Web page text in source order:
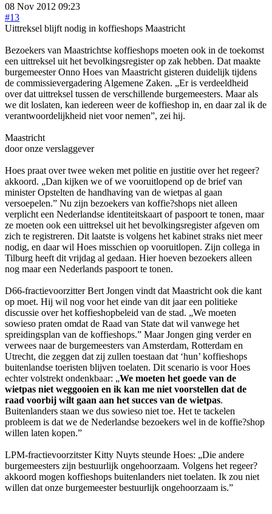
08 Nov 2012 09:23
#13
Uittreksel blijft nodig in koffieshops Maastricht
Bezoekers van Maastrichtse koffieshops moeten ook in de toekomst
een uittreksel uit het bevolkingsregister op zak hebben. Dat maakte
burgemeester Onno Hoes van Maastricht gisteren duidelijk tijdens
de commissievergadering Algemene Zaken. „Er is verdeeldheid
over dat uittreksel tussen de verschillende burgemeesters. Maar als
we dit loslaten, kan iedereen weer de koffieshop in, en daar zal ik de
verantwoordelijkheid niet voor nemen”, zei hij.
Maastricht
door onze verslaggever
Hoes praat over twee weken met politie en justitie over het regeer?
akkoord. „Dan kijken we of we vooruitlopend op de brief van
minister Opstelten de handhaving van de wietpas al gaan
versoepelen.” Nu zijn bezoekers van koffie?shops niet alleen
verplicht een Nederlandse identiteitskaart of paspoort te tonen, maar
ze moeten ook een uittreksel uit het bevolkingsregister afgeven om
zich te registreren. Dit laatste is volgens het kabinet straks niet meer
nodig, en daar wil Hoes misschien op vooruitlopen. Zijn collega in
Tilburg heeft dit vrijdag al gedaan. Hier hoeven bezoekers alleen
nog maar een Nederlands paspoort te tonen.
D66-fractievoorzitter Bert Jongen vindt dat Maastricht ook die kant
op moet. Hij wil nog voor het einde van dit jaar een politieke
discussie over het koffieshopbeleid van de stad. „We moeten
sowieso praten omdat de Raad van State dat wil vanwege het
spreidingsplan van de koffieshops.” Maar Jongen ging verder en
verwees naar de burgemeesters van Amsterdam, Rotterdam en
Utrecht, die zeggen dat zij zullen toestaan dat ‘hun’ koffieshops
buitenlandse toeristen blijven toelaten. Dit scenario is voor Hoes
echter volstrekt ondenkbaar: „We moeten het goede van de
wietpas niet weggooien en ik kan me niet voorstellen dat de
raad voorbij wilt gaan aan het succes van de wietpas.
Buitenlanders staan we dus sowieso niet toe. Het te tackelen
probleem is dat we de Nederlandse bezoekers wel in de koffie?shop
willen laten kopen.”
LPM-fractievoorzitster Kitty Nuyts steunde Hoes: „Die andere
burgemeesters zijn bestuurlijk ongehoorzaam. Volgens het regeer?
akkoord mogen koffieshops buitenlanders niet toelaten. Ik zou niet
willen dat onze burgemeester bestuurlijk ongehoorzaam is.”